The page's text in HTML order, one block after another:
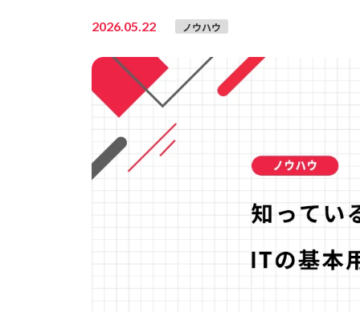
2026.05.22 ノウハウ